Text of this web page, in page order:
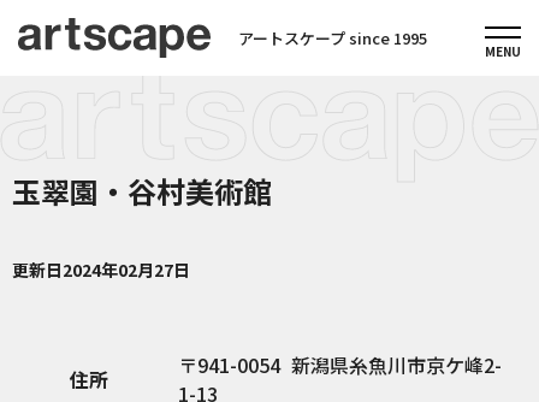
アートスケープ since 1995
玉翠園・谷村美術館
更新日2024年02月27日
住所 941-0054 新潟県糸魚川市京ケ峰2-
1-13